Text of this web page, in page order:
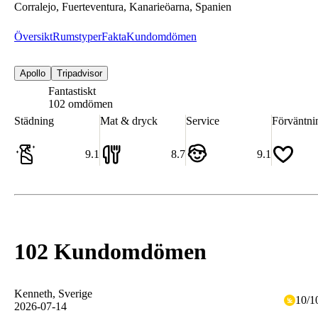
Corralejo, Fuerteventura, Kanarieöarna, Spanien
ÖversiktRumstyperFaktaKundomdömen
Apollo Tripadvisor
Fantastiskt
102 omdömen
Städning
9.1
Mat & dryck
8.7
Service
9.1
102 Kundomdömen
Kenneth, Sverige
2026-07-14
10/